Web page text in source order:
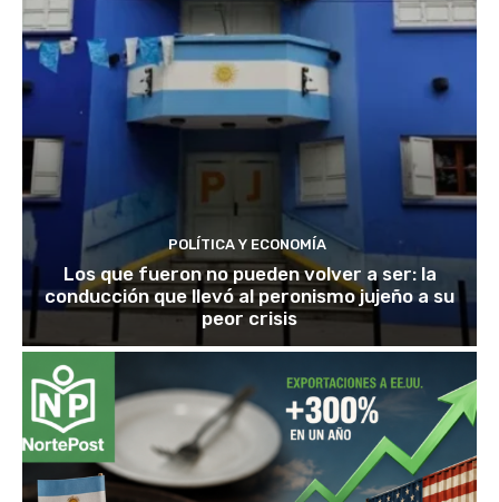
POLÍTICA Y ECONOMÍA
Los que fueron no pueden volver a ser: la
conducción que llevó al peronismo jujeño a su
peor crisis